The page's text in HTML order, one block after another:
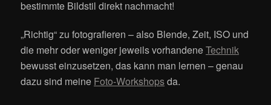
bestimmte Bildstil direkt nachmacht!
„Richtig“ zu fotografieren – also Blende, Zeit, ISO und
die mehr oder weniger jeweils vorhandeneTechnik
bewusst einzusetzen, das kann man lernen – genau
dazu sind meine Foto-Workshopsda.